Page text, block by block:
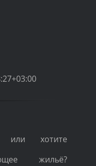
или хотите
жильё?